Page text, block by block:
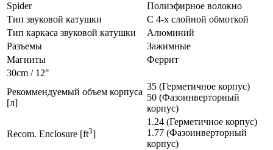
Spider
Полиэфирное волокно
Тип звуковой катушки
С 4-х слойной обмоткой
Тип каркаса звуковой катушки
Алюминий
Разъемы
Зажимные
Магниты
Феррит
30cm / 12"
Рекоммендуемый объем корпуса
[л]
35 (Герметичное корпус)
50 (Фазоинверторный
корпус)
Recom. Enclosure [ft3]
1.24 (Герметичное корпус)
1.77 (Фазоинверторный
корпус)